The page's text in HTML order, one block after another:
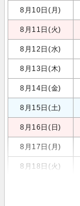
8月10日(月)
8月11日(火)
8月12日(水)
8月13日(木)
8月14日(金)
8月15日(土)
8月16日(日)
8月17日(月)
8月18日(火)